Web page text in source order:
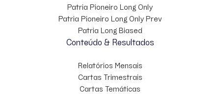
Patria Pioneiro Long Only
Patria Pioneiro Long Only Prev
Patria Long Biased
Conteúdo & Resultados
Relatórios Mensais
Cartas Trimestrais
Cartas Temáticas